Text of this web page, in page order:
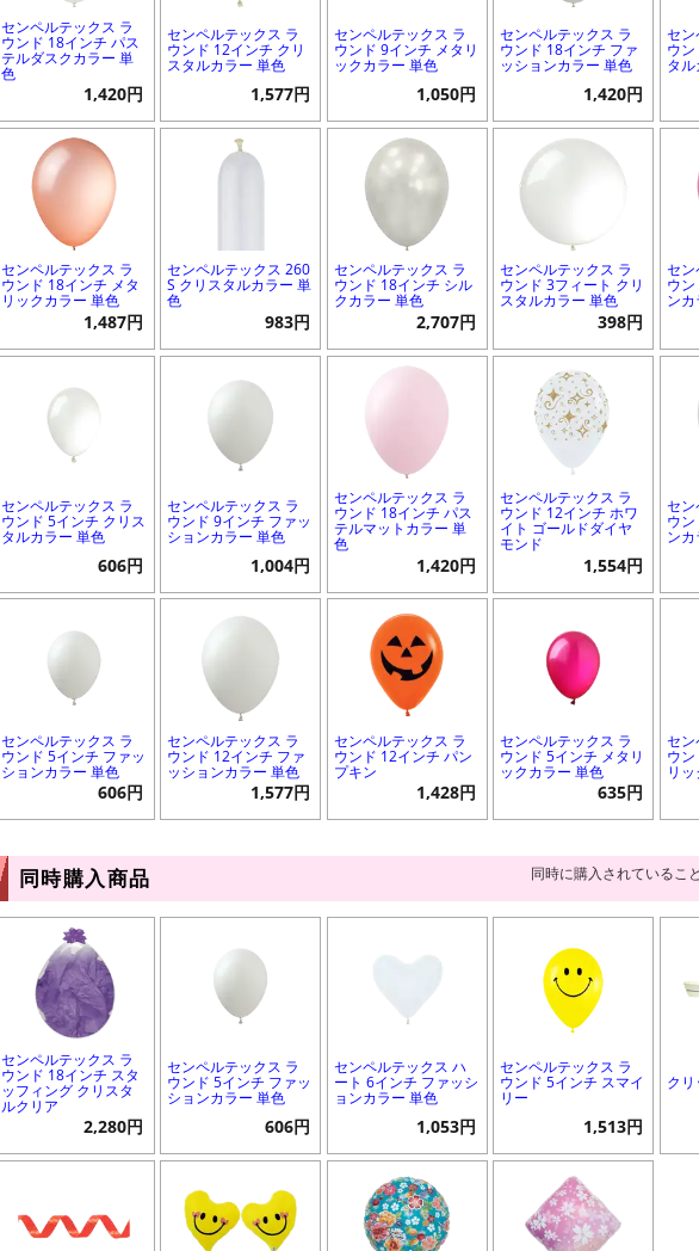
センペルテックス ラ
ウンド 18インチ パス
テルダスクカラー 単
色
1,420円
センペルテックス ラ
ウンド 12インチ クリ
スタルカラー 単色
1,577円
センペルテックス ラ
ウンド 9インチ メタリ
ックカラー 単色
1,050円
センペルテックス ラ
ウンド 18インチ ファ
ッションカラー 単色
1,420円
セン
ウ
タ
センペルテックス ラ
ウンド 18インチ メタ
リックカラー 単色
1,487円
センペルテックス 260
S クリスタルカラー 単
色
983円
センペルテックス ラ
ウンド 18インチ シル
クカラー 単色
2,707円
センペルテックス ラ
ウンド 3フィート クリ
スタルカラー 単色
398円
セン
ウ
ン
センペルテックス ラ
ウンド 5インチ クリス
タルカラー 単色
606円
センペルテックス ラ
ウンド 9インチ ファッ
ションカラー 単色
1,004円
センペルテックス ラ
ウンド 18インチ パス
テルマットカラー 単
色
1,420円
センペルテックス ラ
ウンド 12インチ ホワ
イト ゴールドダイヤ
モンド
1,554円
セン
ウ
ン
センペルテックス ラ
ウンド 5インチ ファッ
ションカラー 単色
606円
センペルテックス ラ
ウンド 12インチ ファ
ッションカラー 単色
1,577円
センペルテックス ラ
ウンド 12インチ パン
プキン
1,428円
センペルテックス ラ
ウンド 5インチ メタリ
ックカラー 単色
635円
セン
ウ
リ
同時購入商品 同時に購入されているこ
センペルテックス ラ
ウンド 18インチ スタ
ッフィング クリスタ
ルクリア
2,280円
センペルテックス ラ
ウンド 5インチ ファッ
ションカラー 単色
606円
センペルテックス ハ
ート 6インチ ファッシ
ョンカラー 単色
1,053円
センペルテックス ラ
ウンド 5インチ スマイ
リー
1,513円
ク